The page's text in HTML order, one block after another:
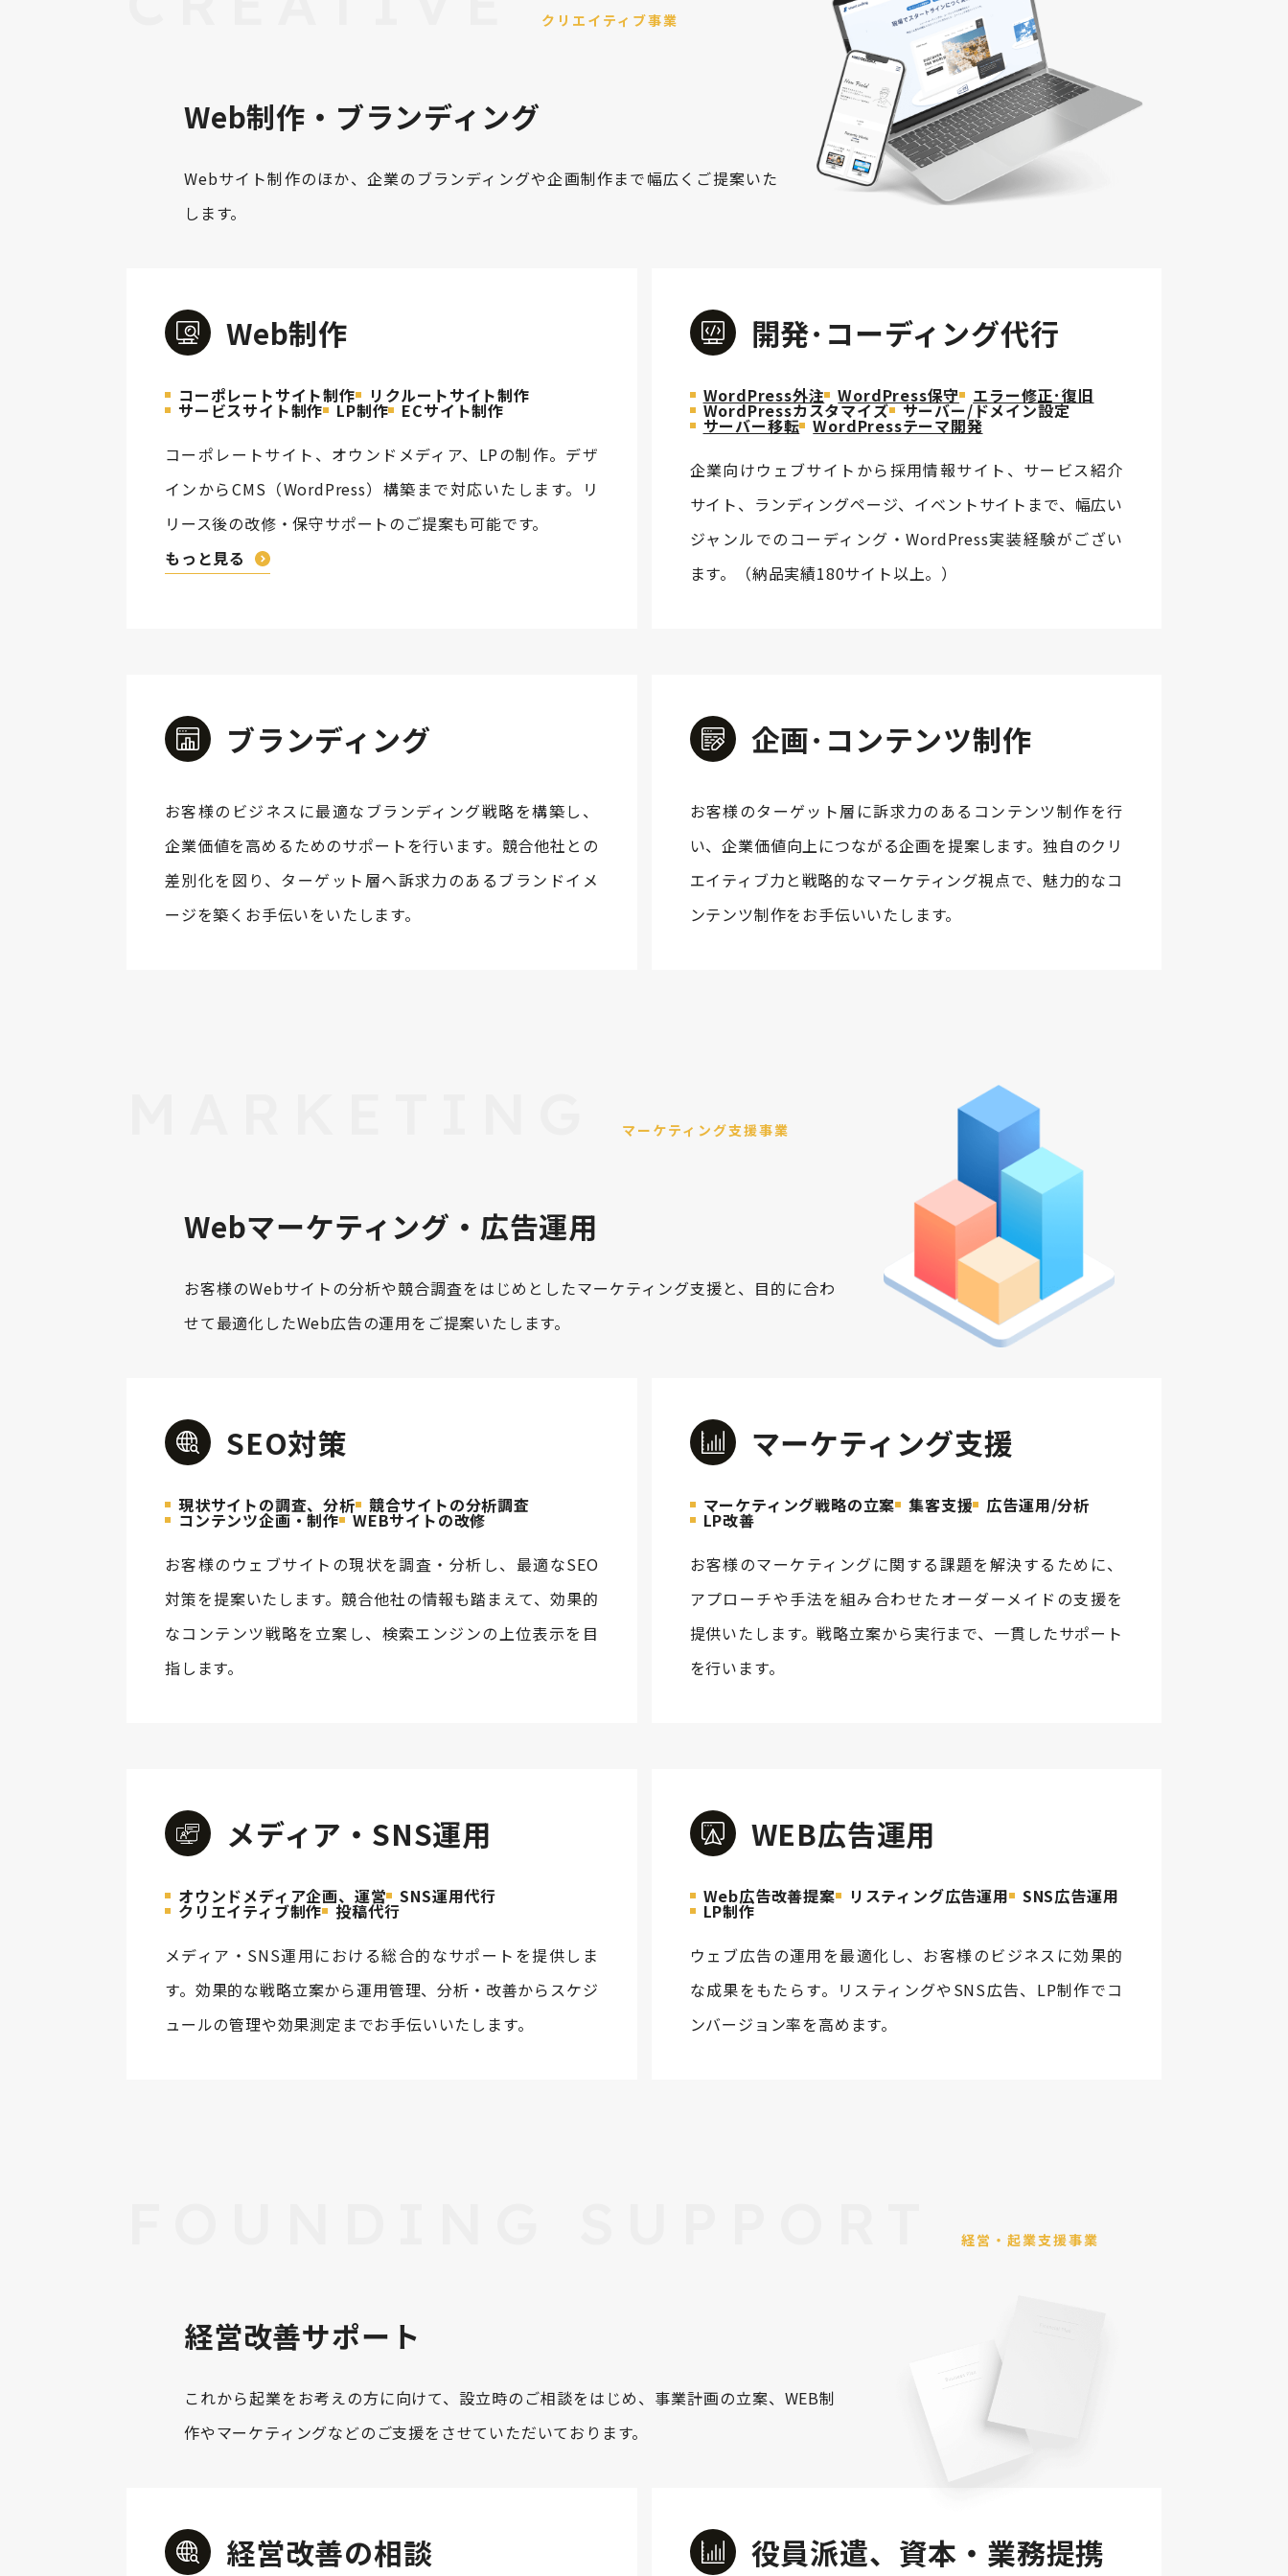
クリエイティブ事業
Web制作・ブランディング
Webサイト制作のほか、企業のブランディングや企画制作まで幅広くご提案いた
します。
Web制作
コーポレートサイト制作 リクルートサイト制作
サービスサイト制作 LP制作
ECサイト制作
コーポレートサイト、オウンドメディア、LPの制作。デザ
インからCMS（WordPress）構築まで対応いたします。リ
リース後の改修・保守サポートのご提案も可能です。
もっと見る
開発･コーディング代行
WordPress外注 WordPress保守 エラー修正･復旧
WordPressカスタマイズ サーバー/ドメイン設定
サーバー移転 WordPressテーマ開発
企業向けウェブサイトから採用情報サイト、サービス紹介
サイト、ランディングページ、イベントサイトまで、幅広い
ジャンルでのコーディング・WordPress実装経験がござい
ます。（納品実績180サイト以上。）
ブランディング
お客様のビジネスに最適なブランディング戦略を構築し、
企業価値を高めるためのサポートを行います。競合他社との
差別化を図り、ターゲット層へ訴求力のあるブランドイメ
ージを築くお手伝いをいたします。
企画･コンテンツ制作
お客様のターゲット層に訴求力のあるコンテンツ制作を行
い、企業価値向上につながる企画を提案します。独自のクリ
エイティブ力と戦略的なマーケティング視点で、魅力的なコ
ンテンツ制作をお手伝いいたします。
マーケティング支援事業
Webマーケティング・広告運用
お客様のWebサイトの分析や競合調査をはじめとしたマーケティング支援と、目的に合わ
せて最適化したWeb広告の運用をご提案いたします。
SEO対策
現状サイトの調査、分析 競合サイトの分析調査
コンテンツ企画・制作 WEBサイトの改修
お客様のウェブサイトの現状を調査・分析し、最適なSEO
対策を提案いたします。競合他社の情報も踏まえて、効果的
なコンテンツ戦略を立案し、検索エンジンの上位表示を目
指します。
マーケティング支援
マーケティング戦略の立案 集客支援 広告運用/分析
LP改善
お客様のマーケティングに関する課題を解決するために、
アプローチや手法を組み合わせたオーダーメイドの支援を
提供いたします。戦略立案から実行まで、一貫したサポート
を行います。
メディア・SNS運用
オウンドメディア企画、運営 SNS運用代行
クリエイティブ制作 投稿代行
メディア・SNS運用における総合的なサポートを提供しま
す。効果的な戦略立案から運用管理、分析・改善からスケジ
ュールの管理や効果測定までお手伝いいたします。
WEB広告運用
Web広告改善提案 リスティング広告運用 SNS広告運用
LP制作
ウェブ広告の運用を最適化し、お客様のビジネスに効果的
な成果をもたらす。リスティングやSNS広告、LP制作でコ
ンバージョン率を高めます。
経営・起業支援事業
経営改善サポート
これから起業をお考えの方に向けて、設立時のご相談をはじめ、事業計画の立案、WEB制
作やマーケティングなどのご支援をさせていただいております。
経営改善の相談 役員派遣、資本・業務提携